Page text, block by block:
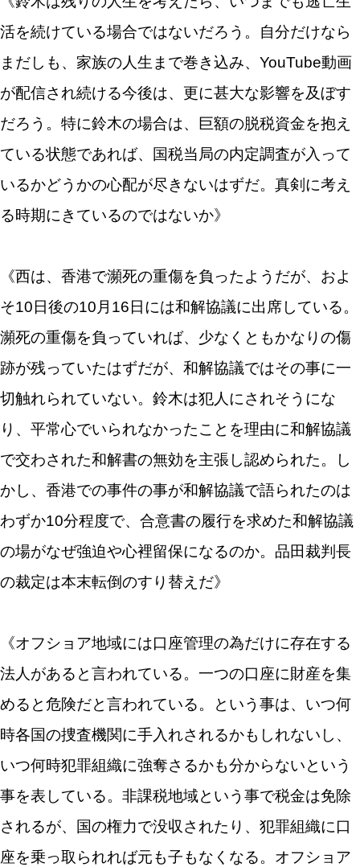
活を続けている場合ではないだろう。自分だけなら
まだしも、家族の人生まで巻き込み、YouTube動画
が配信され続ける今後は、更に甚大な影響を及ぼす
だろう。特に鈴木の場合は、巨額の脱税資金を抱え
ている状態であれば、国税当局の内定調査が入って
いるかどうかの心配が尽きないはずだ。真剣に考え
る時期にきているのではないか》
《西は、香港で瀕死の重傷を負ったようだが、およ
そ10日後の10月16日には和解協議に出席している。
瀕死の重傷を負っていれば、少なくともかなりの傷
跡が残っていたはずだが、和解協議ではその事に一
切触れられていない。鈴木は犯人にされそうにな
り、平常心でいられなかったことを理由に和解協議
で交わされた和解書の無効を主張し認められた。し
かし、香港での事件の事が和解協議で語られたのは
わずか10分程度で、合意書の履行を求めた和解協議
の場がなぜ強迫や心裡留保になるのか。品田裁判長
の裁定は本末転倒のすり替えだ》
《オフショア地域には口座管理の為だけに存在する
法人があると言われている。一つの口座に財産を集
めると危険だと言われている。という事は、いつ何
時各国の捜査機関に手入れされるかもしれないし、
いつ何時犯罪組織に強奪さるかも分からないという
事を表している。非課税地域という事で税金は免除
されるが、国の権力で没収されたり、犯罪組織に口
座を乗っ取られれば元も子もなくなる。オフショア